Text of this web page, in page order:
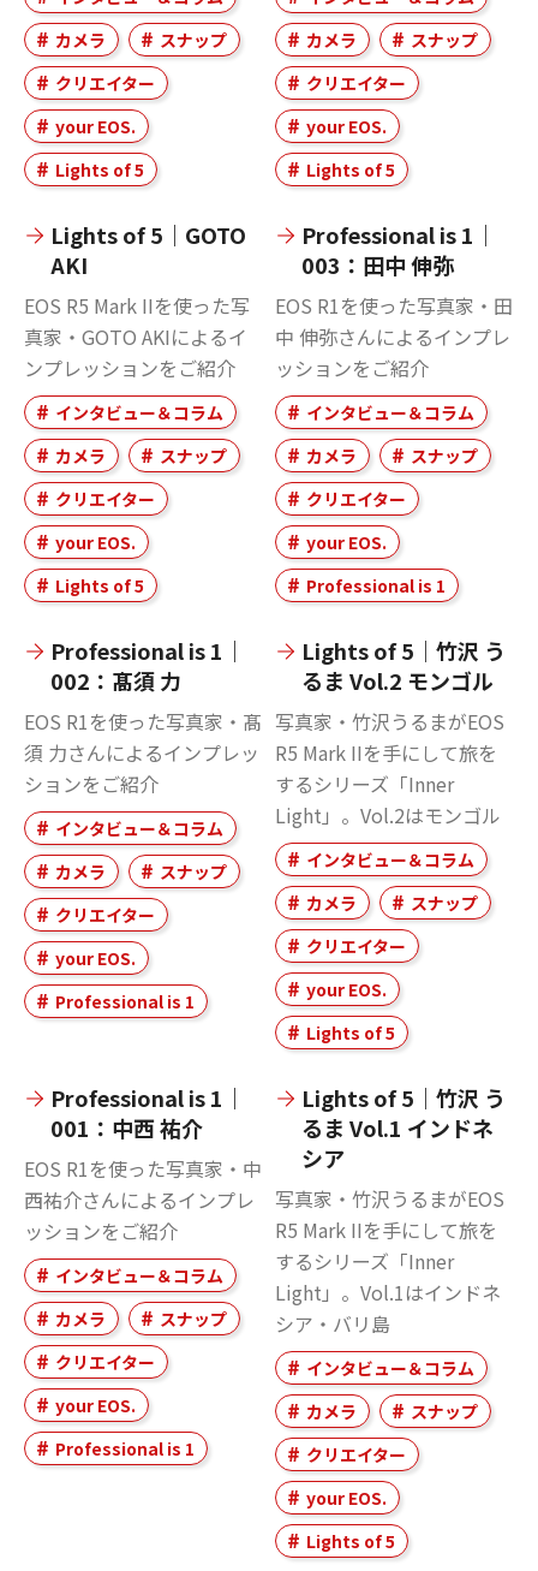
カメラ
スナップ
クリエイター
your EOS.
Lights of 5
カメラ
スナップ
クリエイター
your EOS.
Lights of 5
Lights of 5｜GOTO
AKI
EOS R5 Mark IIを使った写
真家・GOTO AKIによるイ
ンプレッションをご紹介
インタビュー＆コラム
カメラ
スナップ
クリエイター
your EOS.
Lights of 5
Professional is 1｜
003：田中 伸弥
EOS R1を使った写真家・田
中 伸弥さんによるインプレ
ッションをご紹介
インタビュー＆コラム
カメラ
スナップ
クリエイター
your EOS.
Professional is 1
Professional is 1｜
002：髙須 力
EOS R1を使った写真家・髙
須 力さんによるインプレッ
ションをご紹介
インタビュー＆コラム
カメラ
スナップ
クリエイター
your EOS.
Professional is 1
Lights of 5｜竹沢 う
るま Vol.2 モンゴル
写真家・竹沢うるまがEOS
R5 Mark IIを手にして旅を
するシリーズ「Inner
Light」。Vol.2はモンゴル
インタビュー＆コラム
カメラ
スナップ
クリエイター
your EOS.
Lights of 5
Professional is 1｜
001：中西 祐介
EOS R1を使った写真家・中
西祐介さんによるインプレ
ッションをご紹介
インタビュー＆コラム
カメラ
スナップ
クリエイター
your EOS.
Professional is 1
Lights of 5｜竹沢 う
るま Vol.1 インドネ
シア
写真家・竹沢うるまがEOS
R5 Mark IIを手にして旅を
するシリーズ「Inner
Light」。Vol.1はインドネ
シア・バリ島
インタビュー＆コラム
カメラ
スナップ
クリエイター
your EOS.
Lights of 5